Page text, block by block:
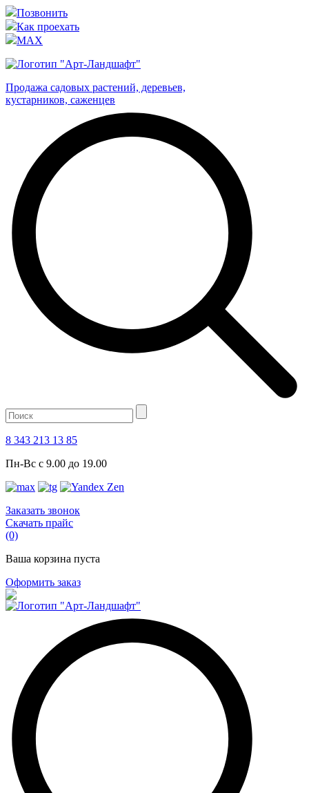
Позвонить
Как проехать
MAX
Продажа садовых растений, деревьев,
кустарников, саженцев
8 343 213 13 85
Пн-Вс с 9.00 до 19.00
Заказать звонок
Скачать прайс
(0)
Ваша корзина пуста
Оформить заказ